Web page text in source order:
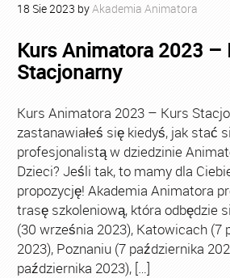
18 Sie2023 byAkademia Animatora
Kurs Animatora 2023 –
Stacjonarny
Kurs Animatora 2023 – Kurs
zastanawiałeś się kiedyś, jak stać
profesjonalistą w dziedzinie
Dzieci? Jeśli tak, to mamy dla
propozycję! Akademia Animatora
trasę szkoleniową, która odbędzie
(30 września 2023), Katowicach (7
2023), Poznaniu (7 października
października 2023), […]